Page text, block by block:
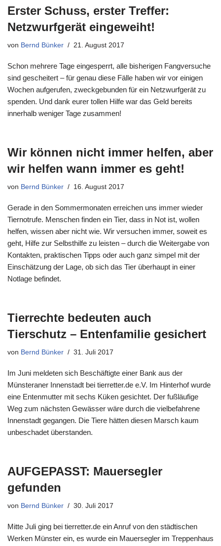
Erster Schuss, erster Treffer:
Netzwurfgerät eingeweiht!
von Bernd Bünker 21. August 2017
Schon mehrere Tage eingesperrt, alle bisherigen Fangversuche
sind gescheitert – für genau diese Fälle haben wir vor einigen
Wochen aufgerufen, zweckgebunden für ein Netzwurfgerät zu
spenden. Und dank eurer tollen Hilfe war das Geld bereits
innerhalb weniger Tage zusammen!
Wir können nicht immer helfen, aber
wir helfen wann immer es geht!
von Bernd Bünker 16. August 2017
Gerade in den Sommermonaten erreichen uns immer wieder
Tiernotrufe. Menschen finden ein Tier, dass in Not ist, wollen
helfen, wissen aber nicht wie. Wir versuchen immer, soweit es
geht, Hilfe zur Selbsthilfe zu leisten – durch die Weitergabe von
Kontakten, praktischen Tipps oder auch ganz simpel mit der
Einschätzung der Lage, ob sich das Tier überhaupt in einer
Notlage befindet.
Tierrechte bedeuten auch
Tierschutz – Entenfamilie gesichert
von Bernd Bünker 31. Juli 2017
Im Juni meldeten sich Beschäftigte einer Bank aus der
Münsteraner Innenstadt bei tierretter.de e.V. Im Hinterhof wurde
eine Entenmutter mit sechs Küken gesichtet. Der fußläufige
Weg zum nächsten Gewässer wäre durch die vielbefahrene
Innenstadt gegangen. Die Tiere hätten diesen Marsch kaum
unbeschadet überstanden.
AUFGEPASST: Mauersegler
gefunden
von Bernd Bünker 30. Juli 2017
Mitte Juli ging bei tierretter.de ein Anruf von den städtischen
Werken Münster ein, es wurde ein Mauersegler im Treppenhaus